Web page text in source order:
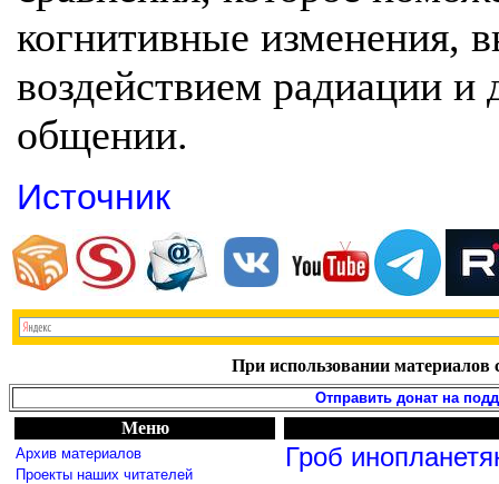
когнитивные
воздействием радиации
общении.
Источник
При использовании материалов
Отправить донат на
Меню
Архив материалов
Проекты наших читателей
Гроб